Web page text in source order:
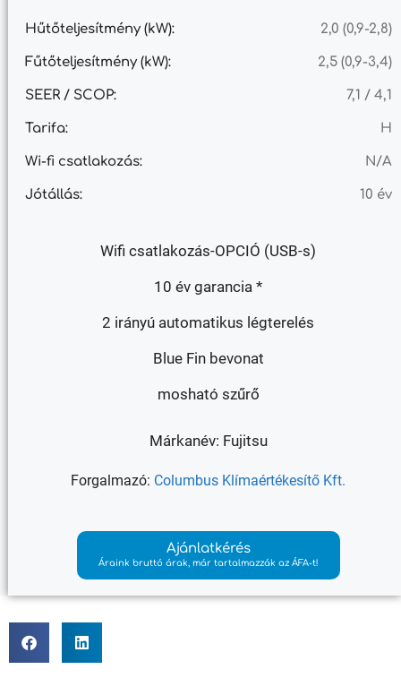
Hűtőteljesítmény (kW): 2,0 (0,9-2,8)
Fűtőteljesítmény (kW): 2,5 (0,9-3,4)
SEER / SCOP: 7,1 / 4,1
Tarifa: H
Wi-fi csatlakozás: N/A
Jótállás: 10 év
Wifi csatlakozás-OPCIÓ (USB-s)
10 év garancia *
2 irányú automatikus légterelés
Blue Fin bevonat
mosható szűrő
Márkanév: Fujitsu
Forgalmazó: Columbus Klímaértékesítő Kft.
Ajánlatkérés
Áraink bruttó árak, már tartalmazzák az ÁFA-t!